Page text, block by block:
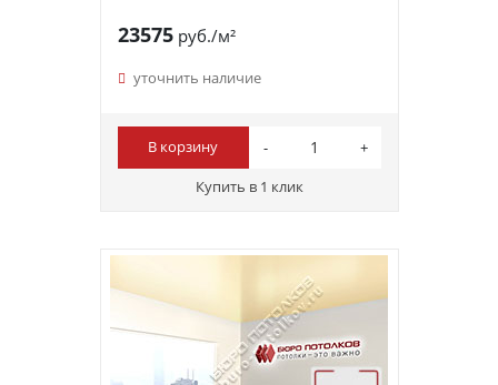
23575руб./м²
уточнить наличие
В корзину
Купить в 1 клик